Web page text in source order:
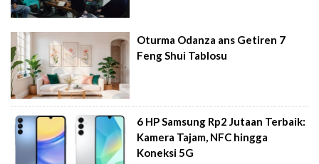
Oturma Odanza ans Getiren 7
Feng Shui Tablosu
6 HP Samsung Rp2 Jutaan Terbaik:
Kamera Tajam, NFC hingga
Koneksi 5G